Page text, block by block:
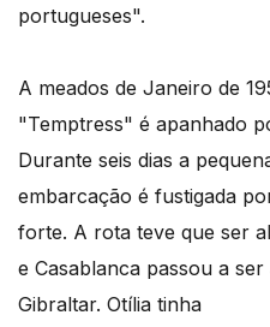
portugueses".
A meados de Janeiro de
"Temptress" é apanhado
Durante seis dias a
embarcação é fustigada
forte. A rota teve que ser
e Casablanca passou a
Gibraltar. Otília tinha